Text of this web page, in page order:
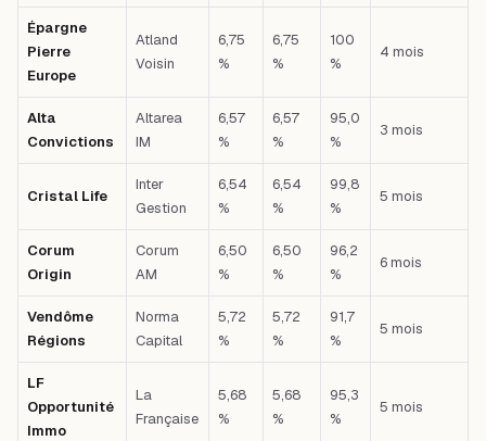
Épargne
Pierre
Europe
Atland
Voisin
6,75
%
6,75
%
100
%
4 mois
Alta
Convictions
Altarea
IM
6,57
%
6,57
%
95,0
%
3 mois
Cristal Life
Inter
Gestion
6,54
%
6,54
%
99,8
%
5 mois
Corum
Origin
Corum
AM
6,50
%
6,50
%
96,2
%
6 mois
Vendôme
Régions
Norma
Capital
5,72
%
5,72
%
91,7
%
5 mois
LF
Opportunité
Immo
La
Française
5,68
%
5,68
%
95,3
%
5 mois